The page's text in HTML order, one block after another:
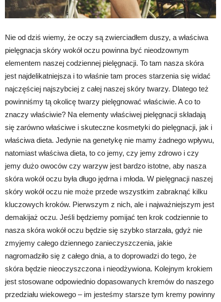
Nie od dziś wiemy, że oczy są zwierciadłem duszy, a właściwa
pielęgnacja skóry wokół oczu powinna być nieodzownym
elementem naszej codziennej pielęgnacji. To tam nasza skóra
jest najdelikatniejsza i to właśnie tam proces starzenia się widać
najczęściej najszybciej z całej naszej skóry twarzy. Dlatego też
powinniśmy tą okolicę twarzy pielęgnować właściwie. A co to
znaczy właściwie? Na elementy właściwej pielęgnacji składają
się zarówno właściwe i skuteczne kosmetyki do pielęgnacji, jak i
właściwa dieta. Jedynie na genetykę nie mamy żadnego wpływu,
natomiast właściwa dieta, to co jemy, czy jemy zdrowo i czy
jemy dużo owoców czy warzyw jest bardzo istotne, aby nasza
skóra wokół oczu była długo jędrna i młoda. W pielęgnacji naszej
skóry wokół oczu nie może przede wszystkim zabraknąć kilku
kluczowych kroków. Pierwszym z nich, ale i najważniejszym jest
demakijaż oczu. Jeśli będziemy pomijać ten krok codziennie to
nasza skóra wokół oczu będzie się szybko starzała, gdyż nie
zmyjemy całego dziennego zanieczyszczenia, jakie
nagromadziło się z całego dnia, a to doprowadzi do tego, że
skóra będzie nieoczyszczona i nieodżywiona. Kolejnym krokiem
jest stosowane odpowiednio dopasowanych kremów do naszego
przedziału wiekowego – im jesteśmy starsze tym kremy powinny